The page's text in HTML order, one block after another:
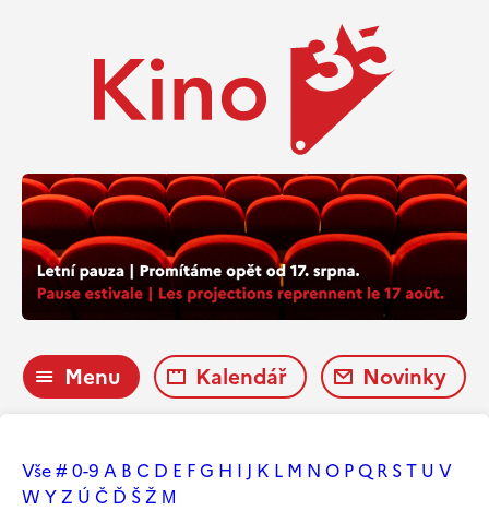
Menu Kalendář Novinky
Vše# 0-9 A B C D E FG H I J K L M N O PQ R ST U V
W YZ Ú Č Ď ŠŽ М